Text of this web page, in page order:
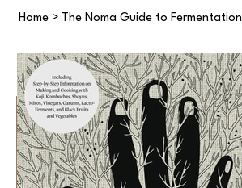
Home > The Noma Guide to Fermentation